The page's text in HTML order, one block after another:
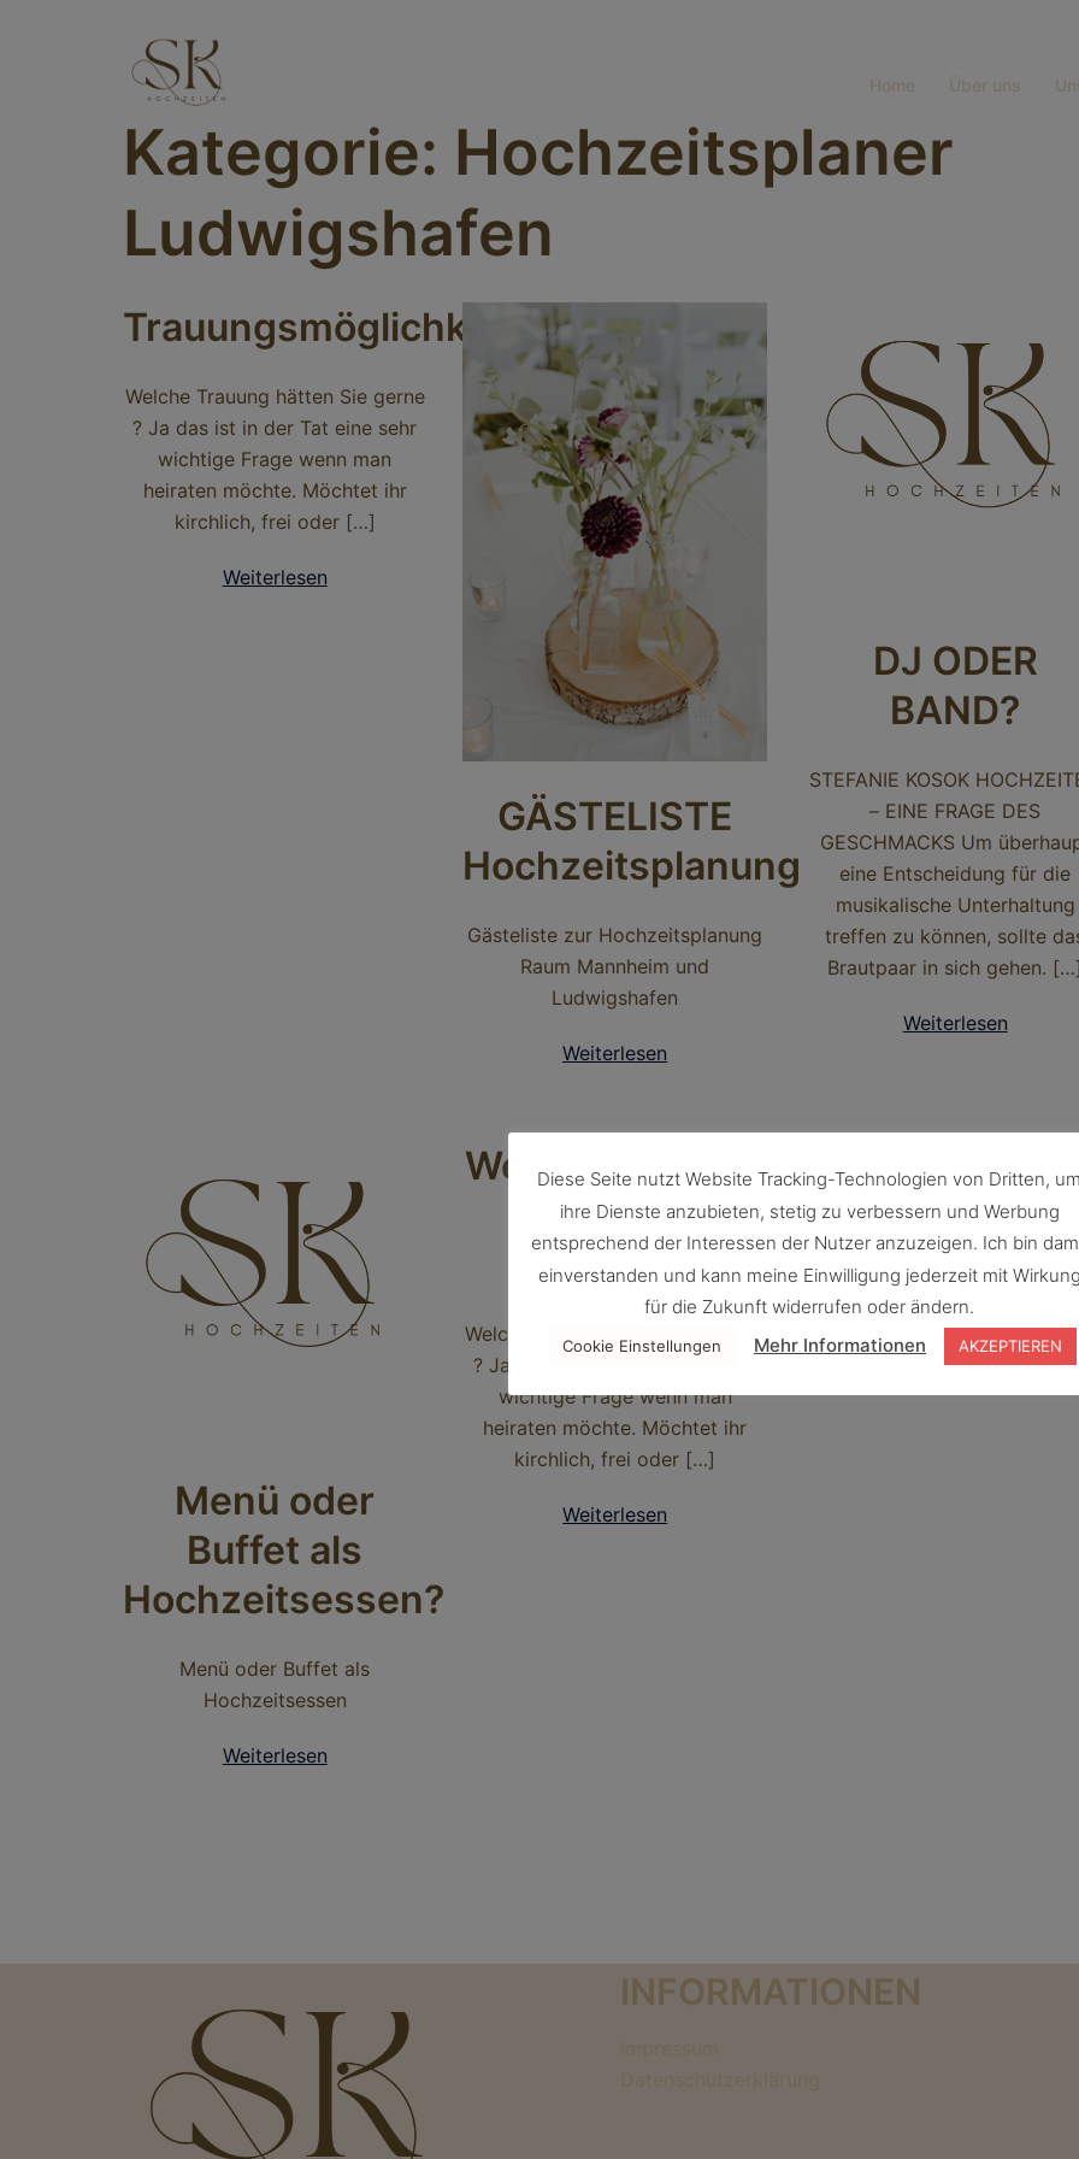
Home Über uns
Kategorie: Hochzeitsplaner
Ludwigshafen
Trauungsmöglichkeiten
Welche Trauung hätten Sie gerne
? Ja das ist in der Tat eine sehr
wichtige Frage wenn man
heiraten möchte. Möchtet ihr
kirchlich, frei oder […]
Weiterlesen
GÄSTELISTE
Hochzeitsplanung
Gästeliste zur Hochzeitsplanung
Raum Mannheim und
Ludwigshafen
Weiterlesen
DJ ODER
BAND?
STEFANIE KOSOK
– EINE FRAGE DES
GESCHMACKS Um
eine Entscheidung für die
musikalische Unterhaltung
treffen zu können, sollte
Brautpaar in sich gehen. […]
Weiterlesen
Menü oder
Buffet als
Hochzeitsessen?
Menü oder Buffet als
Hochzeitsessen
Weiterlesen
Welche Trauung
hätten Sie
gerne ?
Welche Trauung hätten Sie gerne
? Ja das ist in der Tat eine sehr
wichtige Frage wenn man
heiraten möchte. Möchtet ihr
kirchlich, frei oder […]
Weiterlesen
INFORMATIONEN
Diese Seite nutzt Website Tracking-Technologien von Dritten, um
ihre Dienste anzubieten, stetig zu verbessern und Werbung
entsprechend der Interessen der Nutzer anzuzeigen. Ich bin
einverstanden und kann meine Einwilligung jederzeit mit Wirkung
für die Zukunft widerrufen oder ändern.
Cookie Einstellungen Mehr Informationen AKZEPTIEREN